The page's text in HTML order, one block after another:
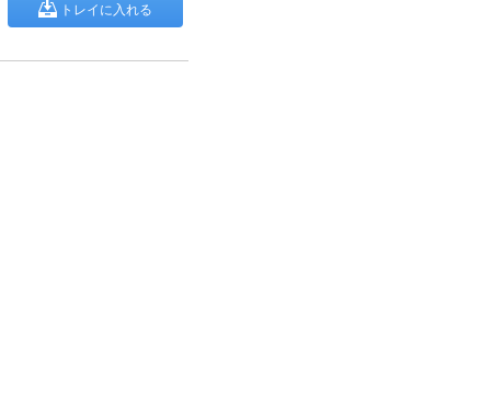
トレイに入れる